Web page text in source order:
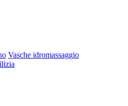
Vasche idromassaggio